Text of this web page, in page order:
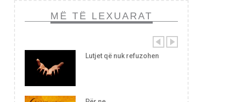
MË TË LEXUARAT
Lutjet që nuk refuzohen